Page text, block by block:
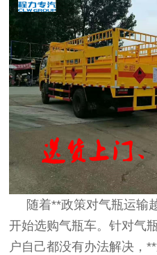
随着**政策对气瓶运输
开始选购气瓶车。针对气
户自己都没有办法解决，